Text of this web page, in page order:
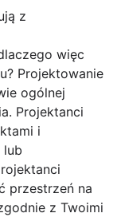
z
więc
Projektowanie
ogólnej
Projektanci
i
lub
przestrzeń na
z Twoimi